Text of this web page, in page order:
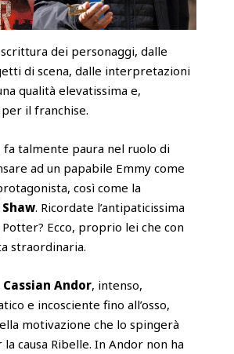
dei personaggi, dalle
di scena, dalle interpretazioni
qualità elevatissima e,
il franchise.
fa talmente paura nel ruolo di
ad un papabile Emmy come
così come la
. Ricordate l’antipaticissima
Ecco, proprio lei che con
straordinaria.
Cassian Andor, intenso,
e incosciente fino all’osso,
motivazione che lo spingerà
causa Ribelle. In Andor non ha